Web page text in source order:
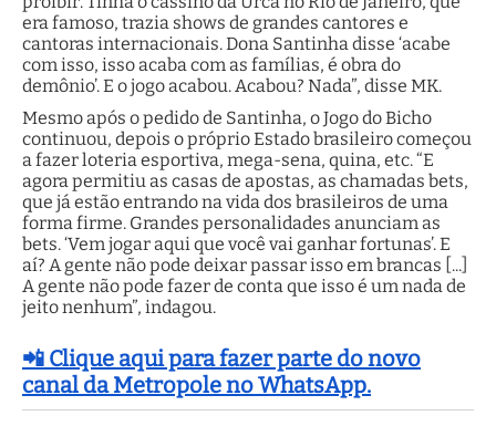
era famoso, trazia shows de grandes cantores e
cantoras internacionais. Dona Santinha disse ‘acabe
com isso, isso acaba com as famílias, é obra do
demônio’. E o jogo acabou. Acabou? Nada”, disse MK.
Mesmo após o pedido de Santinha, o Jogo do Bicho
continuou, depois o próprio Estado brasileiro começou
a fazer loteria esportiva, mega-sena, quina, etc. “E
agora permitiu as casas de apostas, as chamadas bets,
que já estão entrando na vida dos brasileiros de uma
forma firme. Grandes personalidades anunciam as
bets. ‘Vem jogar aqui que você vai ganhar fortunas’. E
aí? A gente não pode deixar passar isso em brancas [...]
A gente não pode fazer de conta que isso é um nada de
jeito nenhum”, indagou.
📲 Clique aqui para fazer parte do novo
canal da Metropole no WhatsApp.